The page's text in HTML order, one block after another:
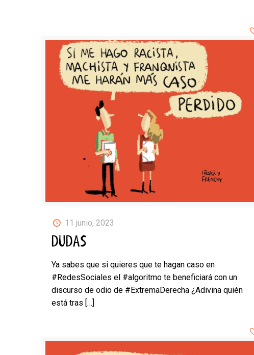
11 junio, 2023
DUDAS
Ya sabes que si quieres que te hagan caso en
#RedesSociales el #algoritmo te beneficiará con un
discurso de odio de #ExtremaDerecha ¿Adivina quién
está tras […]